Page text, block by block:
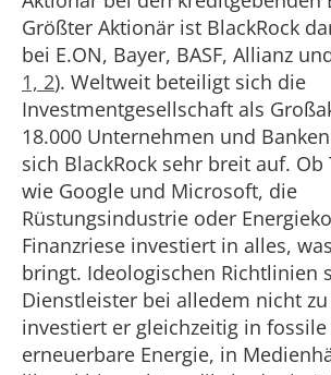
Größter Aktionär ist BlackRock
bei E.ON, Bayer, BASF, Allianz
1, 2). Weltweit beteiligt sich die
Investmentgesellschaft als
18.000 Unternehmen und
sich BlackRock sehr breit auf. Ob
wie Google und Microsoft, die
Rüstungsindustrie oder
Finanzriese investiert in alles,
bringt. Ideologischen Richtlinien
Dienstleister bei alledem nicht
investiert er gleichzeitig in
erneuerbare Energie, in